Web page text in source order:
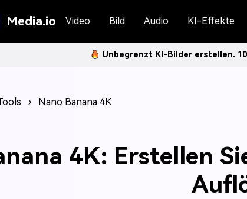
Media.io Video Bild Audio KI-Effekte
Unbegrenzt KI-Bilder erstellen.
› Nano Banana 4K
4K: Erstellen